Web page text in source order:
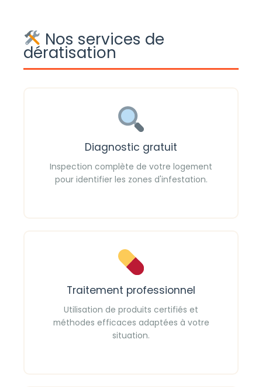
Nos services de
dératisation
Diagnostic gratuit
Inspection complète de votre logement
pour identifier les zones d'infestation.
Traitement professionnel
Utilisation de produits certifiés et
méthodes efficaces adaptées à votre
situation.